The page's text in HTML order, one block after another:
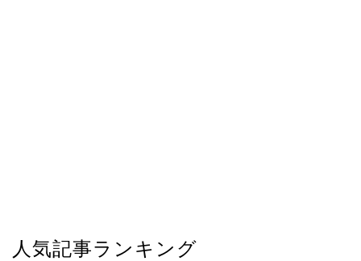
人気記事ランキング